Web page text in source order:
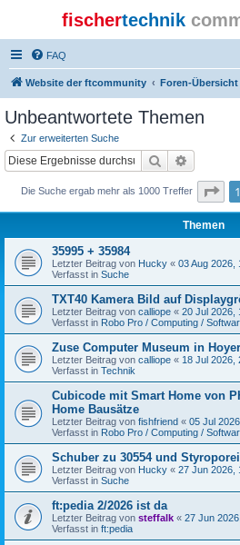
fischertechnik
FAQ
Website der ftcommunity Foren-Übersicht
Unbeantwortete Themen
Zur erweiterten Suche
Suche
Die Suche ergab mehr als 1000 Treffer 1
Themen
35995 + 35984
Letzter Beitrag von Hucky « 03 Aug 2026,
Verfasst in Suche
TXT40 Kamera Bild auf
Letzter Beitrag von calliope « 20 Jul 2026,
Verfasst in Robo Pro / Computing /
Zuse Computer Museum in
Letzter Beitrag von calliope « 18 Jul 2026,
Verfasst in Technik
Cubicode mit Smart Home von
Home Bausätze
Letzter Beitrag von fishfriend « 05 Jul
Verfasst in Robo Pro / Computing /
Schuber zu 30554 und
Letzter Beitrag von Hucky « 27 Jun 2026,
Verfasst in Suche
ft:pedia 2/2026 ist da
Letzter Beitrag von steffalk « 27 Jun
Verfasst in ft:pedia